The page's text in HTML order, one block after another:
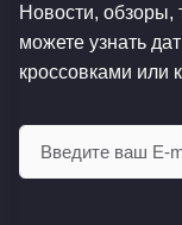
Новости, обзоры,
можете узнать
кроссовками или